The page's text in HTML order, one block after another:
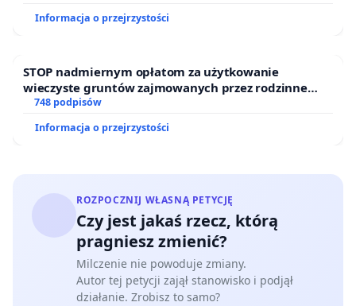
Informacja o przejrzystości
STOP nadmiernym opłatom za użytkowanie
wieczyste gruntów zajmowanych przez rodzinne
ogrody działkowe.
748 podpisów
Informacja o przejrzystości
ROZPOCZNIJ WŁASNĄ PETYCJĘ
Czy jest jakaś rzecz, którą
pragniesz zmienić?
Milczenie nie powoduje zmiany.
Autor tej petycji zajął stanowisko i podjął
działanie. Zrobisz to samo?